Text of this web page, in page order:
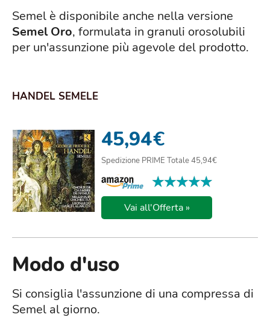
Semel è disponibile anche nella versione
Semel Oro, formulata in granuli orosolubili
per un'assunzione più agevole del prodotto.
HANDEL SEMELE
45,94€
Spedizione PRIME Totale 45,94€
★★★★★
★★★★★
Vai all'Offerta »
Modo d'uso
Si consiglia l'assunzione di una compressa di
Semel al giorno.